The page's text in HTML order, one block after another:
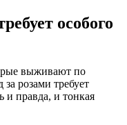
особого
выживают по
розами требует
и правда, и тонкая